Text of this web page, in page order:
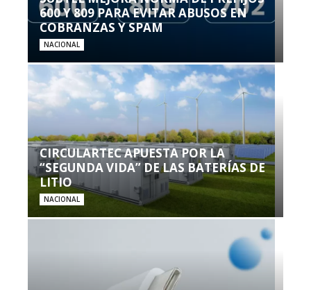
600 Y 809 PARA EVITAR ABUSOS EN
COBRANZAS Y SPAM
NACIONAL
CIRCULARTEC APUESTA POR LA
“SEGUNDA VIDA” DE LAS BATERÍAS DE
LITIO
NACIONAL